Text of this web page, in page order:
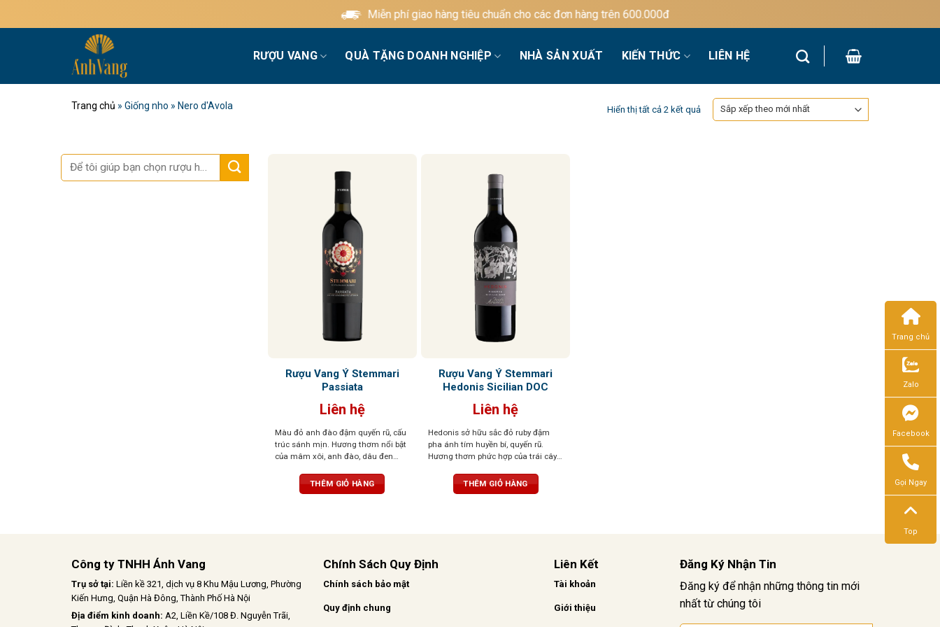
qua
Miễn phí giao hàng tiêu chuẩn cho các đơn hàng trên 600.000đ
RƯỢU VANG QUÀ TẶNG DOANH NGHIỆP NHÀ SẢN XUẤT KIẾN THỨC LIÊN HỆ
Trang chủ » Giống nho » Nero d'Avola Hiển thị tất cả 2 kết quảĐã
sắp
Tìm
kiếm:
Rượu Vang Ý Stemmari
Passiata
Liên hệ
Màu đỏ anh đào đậm quyến rũ, cấu
trúc sánh mịn. Hương thơm nổi bật
của mâm xôi, anh đào, dâu đen
đen cay nồng. Khi rượu “thở” trong
ly, tầng hương vani và thuốc lá tinh
THÊM GIỎ HÀNG
Rượu Vang Ý Stemmari
Hedonis Sicilian DOC
Liên hệ
Hedonis sở hữu sắc đỏ ruby đậm
pha ánh tím huyền bí, quyến rũ.
Hương thơm phức hợp của trái cây
thoảng hạnh nhân, vani và thuốc lá
tinh tế. Vị vang tròn trịa, chát êm,
THÊM GIỎ HÀNG
Công ty TNHH Ánh Vang
Trụ sở tại: Liền kề 321, dịch vụ 8 Khu Mậu Lương, Phường
Kiến Hưng, Quận Hà Đông, Thành Phố Hà Nội
Địa điểm kinh doanh: A2, Liền Kề/108 Đ. Nguyễn Trãi,
Chính Sách Quy Định
Chính sách bảo mật
Quy định chung
Liên Kết
Tài khoản
Giới thiệu
Đăng Ký Nhận Tin
Đăng ký để nhận những thông tin mới
nhất từ chúng tôi
Trang chủ
Zalo
Facebook
Gọi Ngay
Top